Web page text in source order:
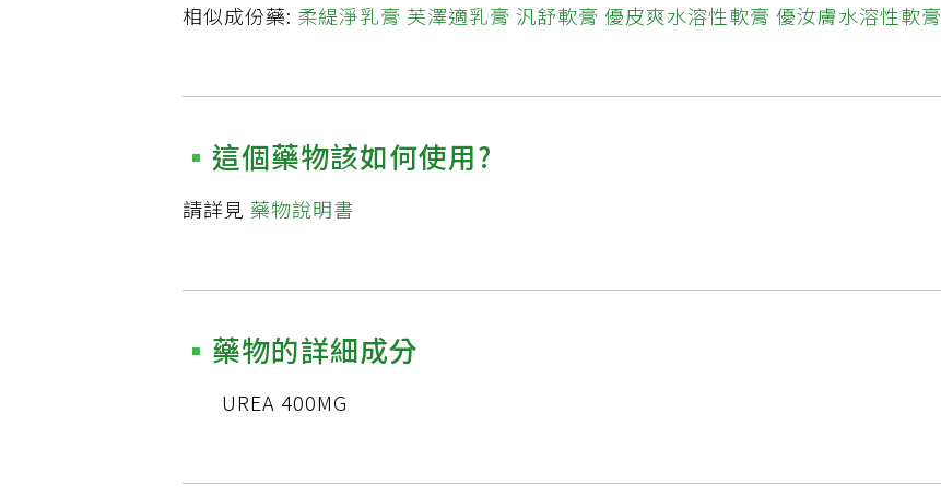
相似成份藥: 柔緹淨乳膏 芙澤適乳膏 汎舒軟膏 優皮爽水溶性軟膏 優汝膚水溶性軟膏
這個藥物該如何使用?
請詳見 藥物說明書
藥物的詳細成分
UREA 400MG